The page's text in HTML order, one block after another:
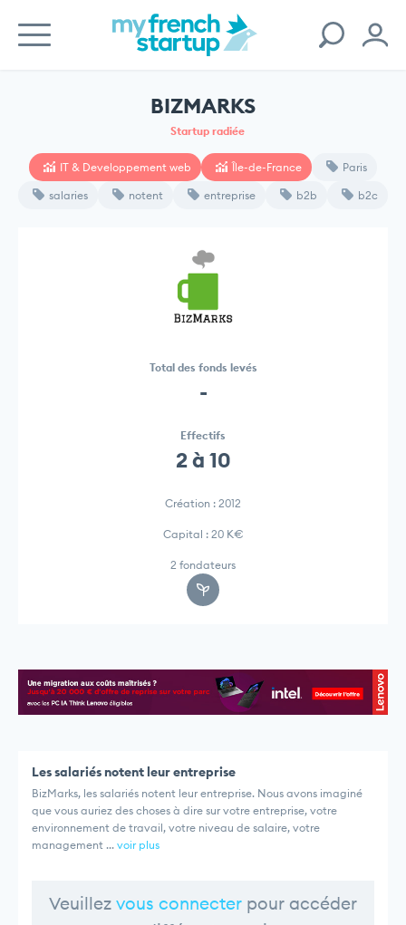
BIZMARKS
Startup radiée
IT & Developpement web Île-de-France Paris
salaries notent entreprise b2b b2c
Total des fonds levés
-
Effectifs
2 à 10
Création : 2012
Capital : 20 K€
2 fondateurs
Les salariés notent leur entreprise
BizMarks, les salariés notent leur entreprise. Nous avons imaginé
que vous auriez des choses à dire sur votre entreprise, votre
environnement de travail, votre niveau de salaire, votre
management ... voir plus
Veuillez vous connecter pour accéder